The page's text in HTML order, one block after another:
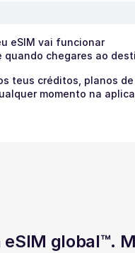
eSIM vai funcionar
quando chegares ao
teus créditos, planos
momento na
eSIM global™.